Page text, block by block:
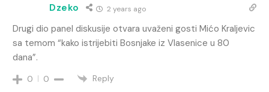
Dzeko 2 years ago
Drugi dio panel diskusije otvara uvaženi gosti Mićo Kraljevic
sa temom “kako istrijebiti Bosnjake iz Vlasenice u 80
dana”.
0 0 Reply